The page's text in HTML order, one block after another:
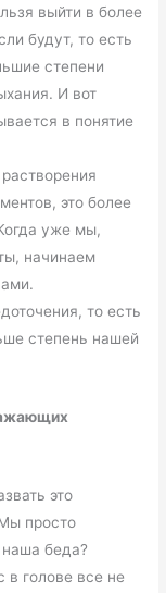
выйти в более
будут, то есть
степени
И вот
в понятие
это более
уже мы,
начинаем
то есть
степень нашей
это
просто
беда?
голове все не